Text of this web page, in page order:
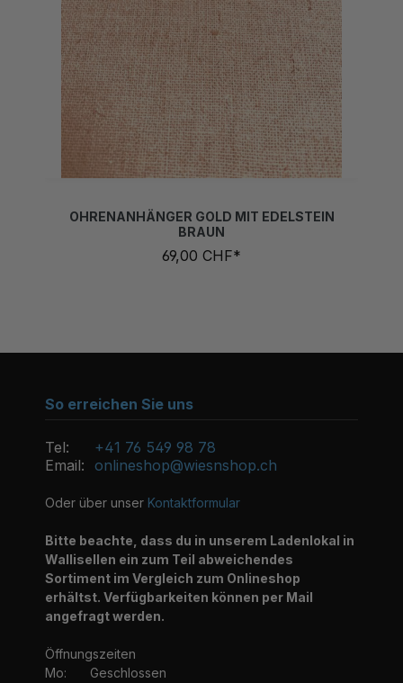
BRAUN
69,00 CHF*
So erreichen Sie uns
Tel:
+41 76 549 98 78
Email: onlineshop@wiesnshop.ch
Oder über unser Kontaktformular
Bitte beachte, dass du in unserem Ladenlokal in
Wallisellen ein zum Teil abweichendes
Sortiment im Vergleich zum Onlineshop
erhältst. Verfügbarkeiten können per Mail
angefragt werden.
Öffnungszeiten
Mo:
Geschlossen